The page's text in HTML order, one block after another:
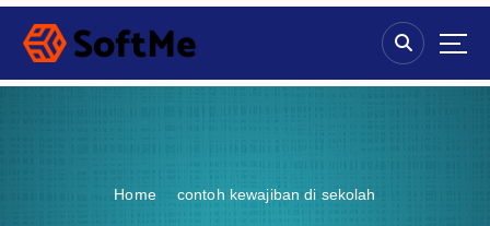
S
p
Home contoh kewajiban di sekolah